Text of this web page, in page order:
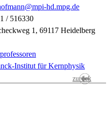
hd.mpg.de
/ 516330
1, 69117 Heidelberg
Institut für Kernphysik
zurück